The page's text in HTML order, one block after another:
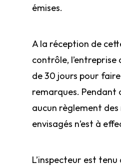
émises.
A la réception de
contrôle, l’entreprise
de 30 jours pour
remarques. Pendant
aucun règlement
envisagés n’est à
L’inspecteur est